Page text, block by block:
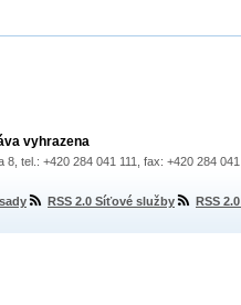
vyhrazena
8, tel.: +420 284 041 111, fax: +420 284
RSS 2.0 Síťové služby RSS